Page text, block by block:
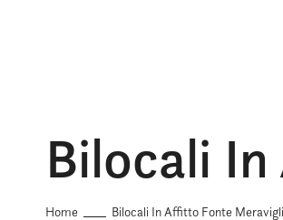
Bilocali
Home Bilocali In Affitto Fonte